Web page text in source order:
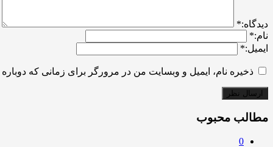
ديدگاه:*
نام:*
ایمیل:*
ذخیره نام، ایمیل و وبسایت من در مرورگر برای زمانی که
مطالب محبوب
0